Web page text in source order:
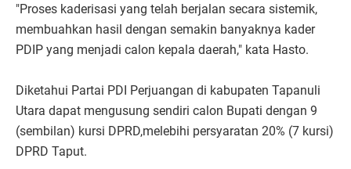
"Proses kaderisasi yang telah berjalan secara sistemik,
membuahkan hasil dengan semakin banyaknya kader
PDIP yang menjadi calon kepala daerah," kata Hasto.
Diketahui Partai PDI Perjuangan di kabupaten Tapanuli
Utara dapat mengusung sendiri calon Bupati dengan 9
(sembilan) kursi DPRD,melebihi persyaratan 20% (7 kursi)
DPRD Taput.